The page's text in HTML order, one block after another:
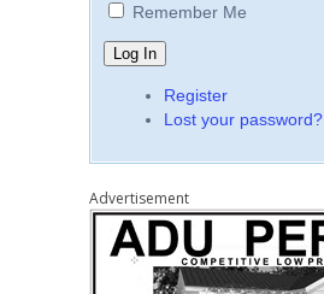
Remember Me
Register
Lost your password?
Advertisement